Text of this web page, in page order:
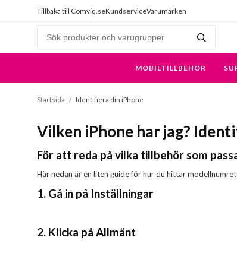
Tillbaka till Comviq.seKundserviceVarumärken
MOBILTILLBEHÖR
Startsida / Identifiera din iPhone
Vilken iPhone har jag?
För att reda på vilka tillbehör som
Här nedan är en liten guide för hur du hittar
1. Gå in på Inställningar
2. Klicka på Allmänt